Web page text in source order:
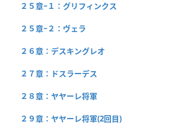
２５章−１：グリフィンクス
２５章−２：ヴェラ
２６章：デスキングレオ
２７章：ドスラーデス
２８章：ヤヤーレ将軍
２９章：ヤヤーレ将軍(2回目)